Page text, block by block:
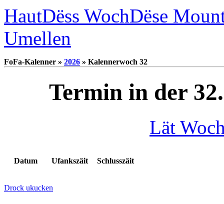
HautDëss WochDëse
Umellen
FoFa-Kalenner » 2026 » Kalennerwoch 32
Termin in der
Lät
Datum Ufankszäit Schlusszäit
Drock ukucken